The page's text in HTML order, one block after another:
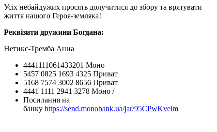
Усіх небайдужих просять долучитися до збору та врятувати
життя нашого Героя-земляка!
Реквізити дружини Богдана:
Нетикс-Тремба Анна
4441111061433201 Моно
5457 0825 1693 4325 Приват
5168 7574 3002 8656 Приват
4441 1111 2941 3278 Моно /
Посилання на
банку https://send.monobank.ua/jar/95CPwKveim